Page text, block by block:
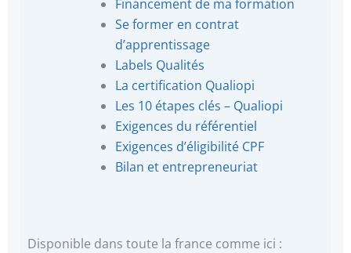
Financement de ma formation
Se former en contrat
d’apprentissage
Labels Qualités
La certification Qualiopi
Les 10 étapes clés – Qualiopi
Exigences du référentiel
Exigences d’éligibilité CPF
Bilan et entrepreneuriat
Disponible dans toute la france comme ici :